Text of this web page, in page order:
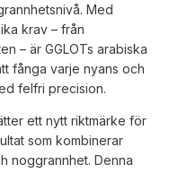
Med
krav – från
– är GGLOTs arabiska
fånga varje nyans och
felfri precision.
ett nytt riktmärke för
som kombinerar
noggrannhet. Denna